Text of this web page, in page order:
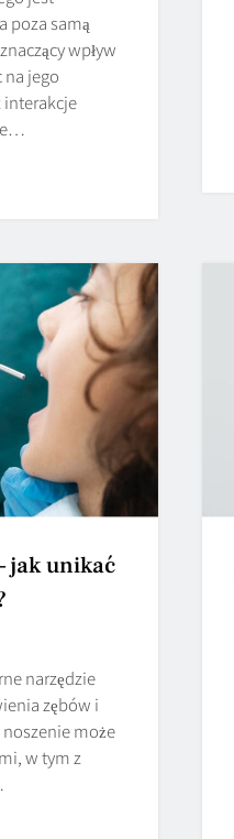
poza samą
wpływ
na jego
interakcje
jak unikać
narzędzie
zębów i
może
w tym z